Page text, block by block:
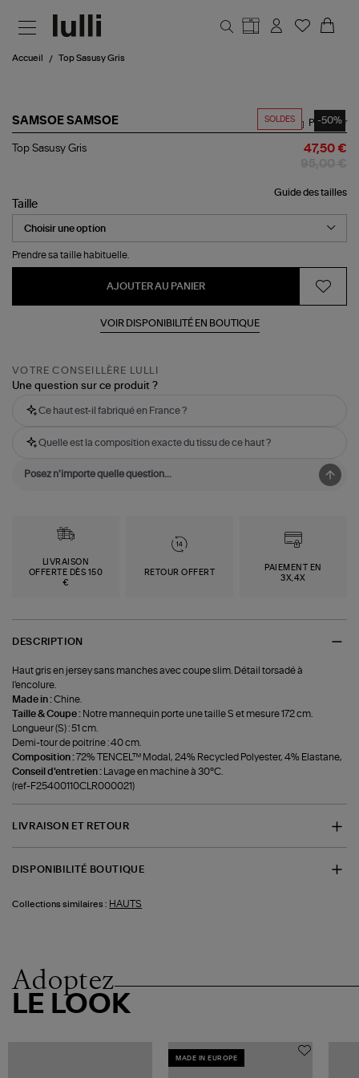
Accueil Top Sasusy Gris
SOLDES -50%
SAMSOE SAMSOE
Top
Partager
Top Sasusy Gris 47,50 €
Guide des tailles
Taille
Prendre sa taille habituelle.
AJOUTER AU PANIER
VOIR DISPONIBILITÉ EN BOUTIQUE
VOTRE CONSEILLÈRE LULLI
Une question sur ce produit ?
Ce haut est-il fabriqué en France ?
Quelle est la composition exacte du tissu de ce haut ?
LIVRAISON
OFFERTE DÈS 150
€
RETOUR OFFERT
PAIEMENT EN
3X,4X
DESCRIPTION
Haut gris en jersey sans manches avec coupe slim. Détail torsadé à
l'encolure.
Made in :Chine.
Taille & Coupe : Notre mannequin porte une taille S et mesure 172 cm.
Longueur (S) : 51 cm.
Demi-tour de poitrine : 40 cm.
Composition : 72% TENCEL™ Modal, 24% Recycled Polyester, 4% Elastane,
Conseil d'entretien : Lavage en machine à 30°C.
(ref-F25400110CLR000021)
LIVRAISON ET RETOUR
DISPONIBILITÉ BOUTIQUE
Collections similaires : HAUTS
Adoptez
LE LOOK
MADE IN EUROPE